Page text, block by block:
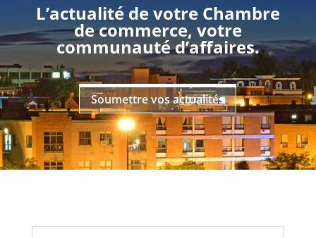
L’actualité de votre Chambre
de commerce, votre
communauté d’affaires.
Soumettre vos actualités